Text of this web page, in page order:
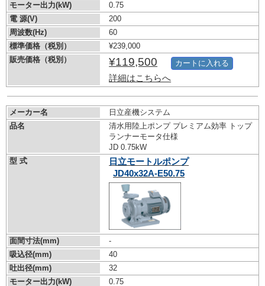
モーター出力(kW)
0.75
電 源(V)
200
周波数(Hz)
60
標準価格（税別）
¥239,000
販売価格（税別）
¥119,500
詳細はこちらへ
カートに入れる
メーカー名
日立産機システム
品名
清水用陸上ポンプ プレミアム効率 トップ
ランナーモータ仕様
JD 0.75kW
型 式
日立モートルポンプ
JD40x32A-E50.75
面間寸法(mm)
-
吸込径(mm)
40
吐出径(mm)
32
モーター出力(kW)
0.75